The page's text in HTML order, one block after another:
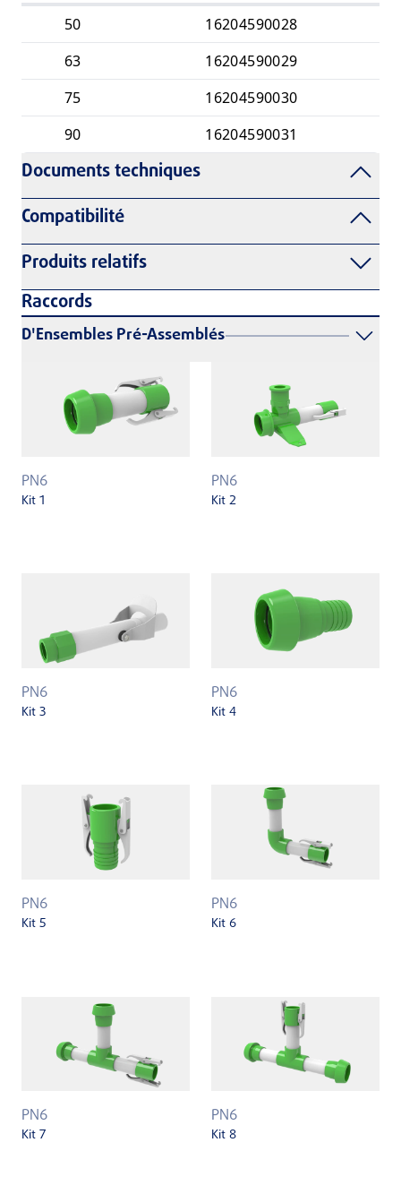
50
16204590028
63
16204590029
75
16204590030
90
16204590031
Documents techniques
Compatibilité
Produits relatifs
Raccords
D'Ensembles Pré-Assemblés
PN6
Kit 1
PN6
Kit 2
PN6
Kit 3
PN6
Kit 4
PN6
Kit 5
PN6
Kit 6
PN6
Kit 7
PN6
Kit 8